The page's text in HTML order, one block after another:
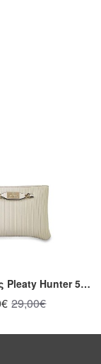
Τσάντα χειρός Pleaty Hunter 54002828 Μπεζ
29,00€